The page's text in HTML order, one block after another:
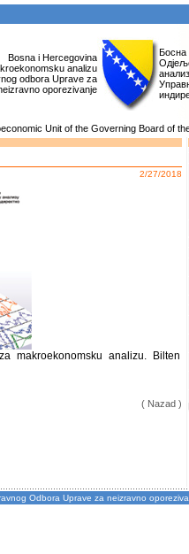
Bosna i Hercegovina
analizu
odbora Uprave za
oporezivanje
Босна
Unit of the Governing Board of
2/27/2018
makroekonomsku analizu. Bilten
( Nazad )
Odbora Uprave za neizravno